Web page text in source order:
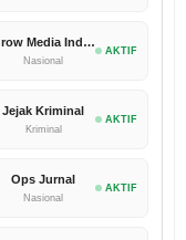
Grow Media Indonesia
Nasional
AKTIF
Jejak Kriminal
Kriminal
AKTIF
Ops Jurnal
Nasional
AKTIF